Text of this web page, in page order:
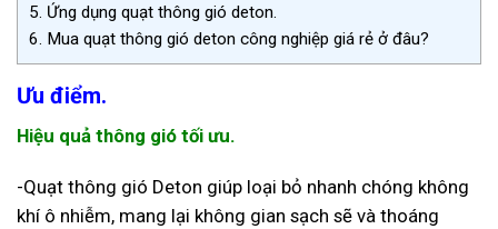
5. Ứng dụng quạt thông gió deton.
6. Mua quạt thông gió deton công nghiệp giá rẻ ở đâu?
Ưu điểm.
Hiệu quả thông gió tối ưu.
-Quạt thông gió Deton giúp loại bỏ nhanh chóng không
khí ô nhiễm, mang lại không gian sạch sẽ và thoáng